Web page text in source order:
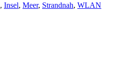
, Insel, Meer, Strandnah, WLAN